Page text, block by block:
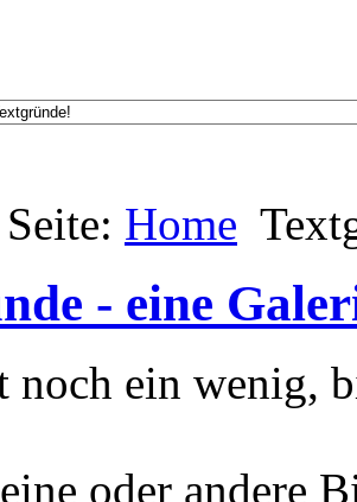
Home
- eine
noch ein wenig,
oder andere